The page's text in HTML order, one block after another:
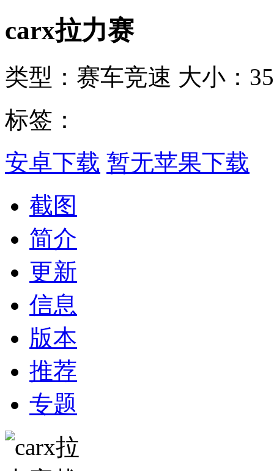
carx拉力赛
类型：赛车竞速 大小：
标签：
安卓下载 暂无苹果下载
截图
简介
更新
信息
版本
推荐
专题